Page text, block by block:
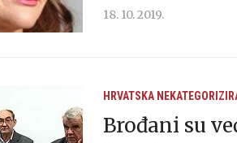
18. 10. 2019.
HRVATSKA
Brođani su